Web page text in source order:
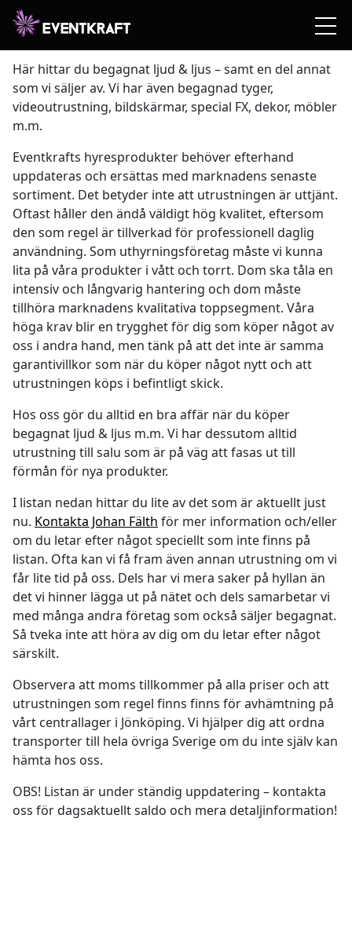
Begagnat ljud & ljus från
Eventkraft
Här hittar du begagnat ljud & ljus – samt en del annat
som vi säljer av. Vi har även begagnad tyger,
videoutrustning, bildskärmar, special FX, dekor, möbler
m.m.
Eventkrafts hyresprodukter behöver efterhand
uppdateras och ersättas med marknadens senaste
sortiment. Det betyder inte att utrustningen är uttjänt.
Oftast håller den ändå väldigt hög kvalitet, eftersom
den som regel är tillverkad för professionell daglig
användning. Som uthyrningsföretag måste vi kunna
lita på våra produkter i vått och torrt. Dom ska tåla en
intensiv och långvarig hantering och dom måste
tillhöra marknadens kvalitativa toppsegment. Våra
höga krav blir en trygghet för dig som köper något av
oss i andra hand, men tänk på att det inte är samma
garantivillkor som när du köper något nytt och att
utrustningen köps i befintligt skick.
Hos oss gör du alltid en bra affär när du köper
begagnat ljud & ljus m.m. Vi har dessutom alltid
utrustning till salu som är på väg att fasas ut till
förmån för nya produkter.
I listan nedan hittar du lite av det som är aktuellt just
nu. Kontakta Johan Fälth för mer information och/eller
om du letar efter något speciellt som inte finns på
listan. Ofta kan vi få fram även annan utrustning om vi
får lite tid på oss. Dels har vi mera saker på hyllan än
det vi hinner lägga ut på nätet och dels samarbetar vi
med många andra företag som också säljer begagnat.
Så tveka inte att höra av dig om du letar efter något
särskilt.
Observera att moms tillkommer på alla priser och att
utrustningen som regel finns finns för avhämtning på
vårt centrallager i Jönköping. Vi hjälper dig att ordna
transporter till hela övriga Sverige om du inte själv kan
hämta hos oss.
OBS! Listan är under ständig uppdatering – kontakta
oss för dagsaktuellt saldo och mera detaljinformation!